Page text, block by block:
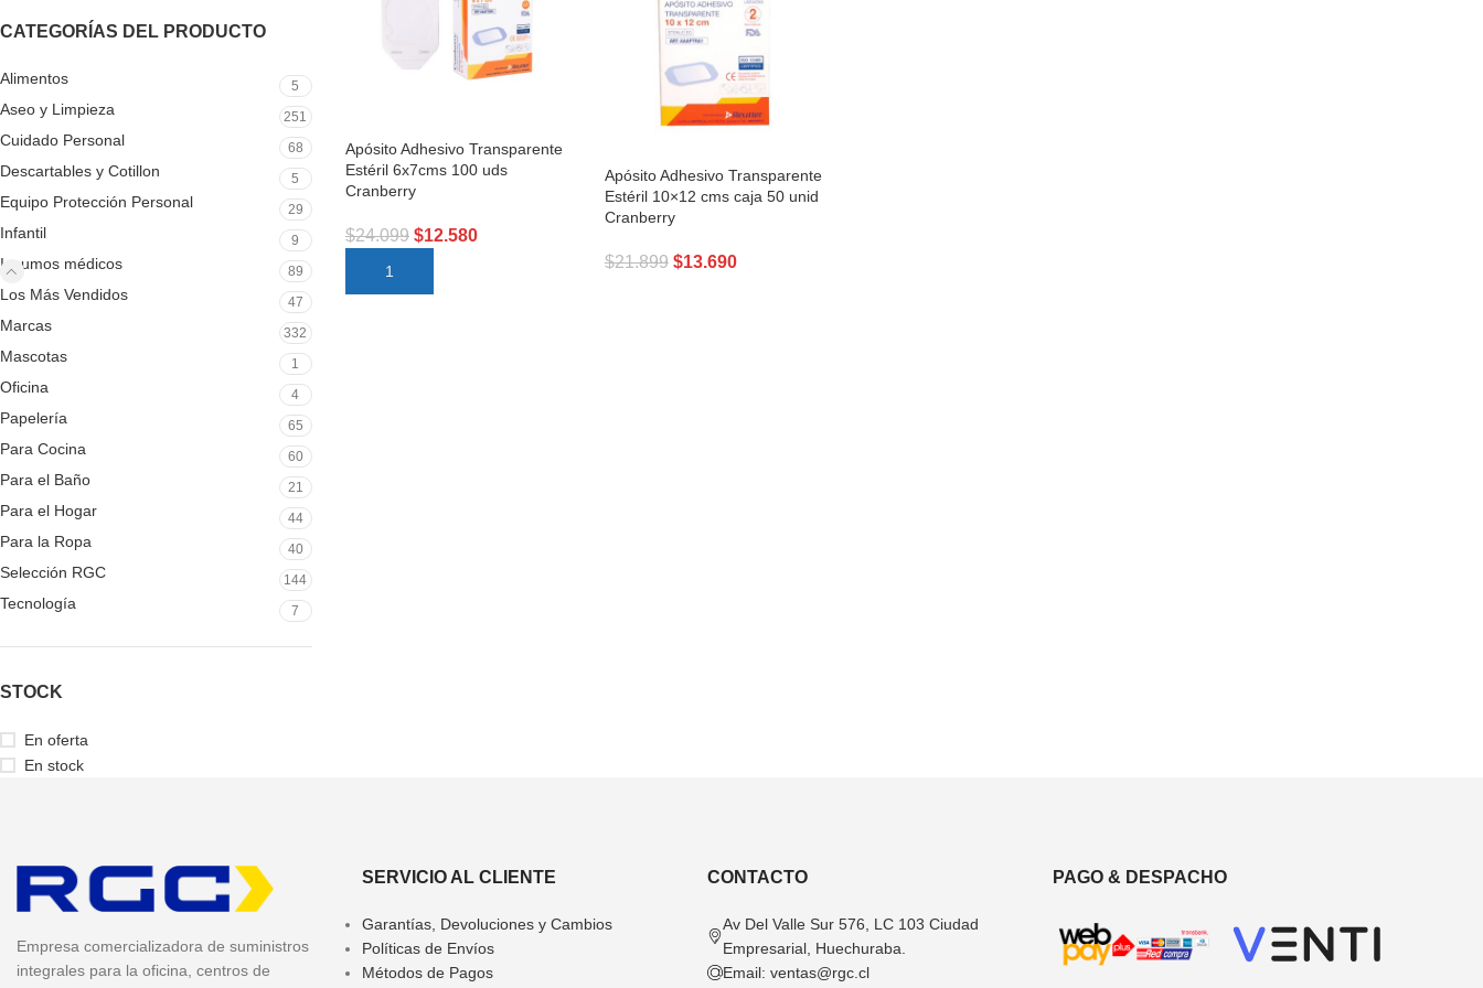
CATEGORÍAS DEL PRODUCTO
Alimentos 5
Aseo y Limpieza 251
Cuidado Personal 68
Descartables y Cotillon 5
Equipo Protección Personal 29
Infantil 9
Insumos médicos 89
Los Más Vendidos 47
Marcas 332
Mascotas 1
Oficina 4
Papelería 65
Para Cocina 60
Para el Baño 21
Para el Hogar 44
Para la Ropa 40
Selección RGC 144
Tecnología 7
STOCK
En oferta
En stock
Apósito Adhesivo Transparente
Estéril 6x7cms 100 uds
Cranberry
$24.099 $12.580
AÑADIR AL CARRITO
Apósito Adhesivo Transparente
Estéril 10×12 cms caja 50 unid
Cranberry
$21.899 $13.690
Empresa comercializadora de suministros
integrales para la oficina, centros de
SERVICIO AL CLIENTE
Garantías, Devoluciones y Cambios
Políticas de Envíos
Métodos de Pagos
CONTACTO
Av Del Valle Sur 576, LC 103 Ciudad
Empresarial, Huechuraba.
Email: ventas@rgc.cl
PAGO & DESPACHO